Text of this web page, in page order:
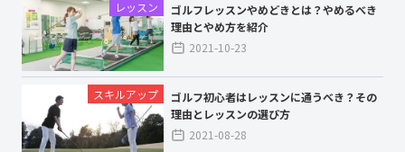
レッスン
ゴルフレッスンやめどきとは？やめるべき
理由とやめ方を紹介
2021-10-23
スキルアップ
ゴルフ初心者はレッスンに通うべき？その
理由とレッスンの選び方
2021-08-28